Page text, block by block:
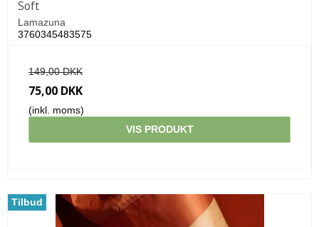
Soft
Lamazuna
3760345483575
149,00 DKK
75,00 DKK
(inkl. moms)
VIS PRODUKT
Tilbud